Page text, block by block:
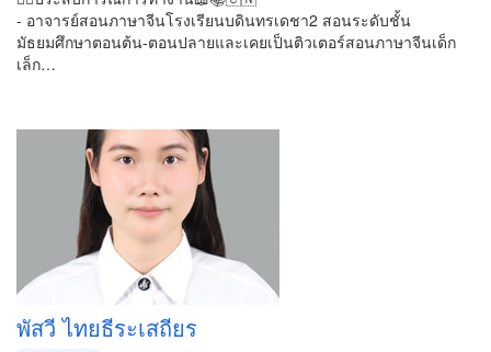
- อาจารย์สอนภาษาจีนโรงเรียนบดินทรเดชา2 สอนระดับชั้น
มัธยมศึกษาตอนต้น-ตอนปลายและเคยเป็นติวเตอร์สอนภาษาจีนเด็ก
เล็ก…
พัสวี ไทยธีระเสถียร